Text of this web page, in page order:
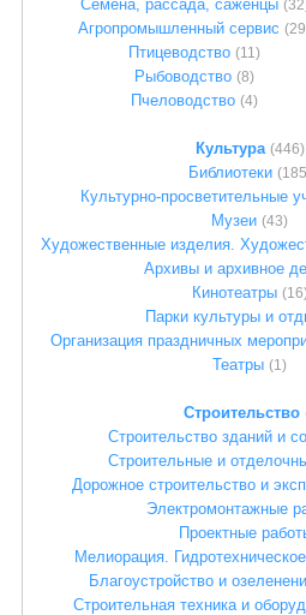
Семена, рассада, саженцы
Агропромышленный сервис
Птицеводство (11)
Рыбоводство (8)
Пчеловодство (4)
Культура (446)
Библиотеки
Культурно-просветительные
Музеи (43)
Художественные изделия.
Архивы и архивное
Кинотеатры
Парки культуры и
Организация праздничных
Театры (1)
Строительство
Строительство зданий и
Строительные и
Дорожное строительство и
Электромонтажные
Проектные
Мелиорация.
Благоустройство и
Строительная техника и